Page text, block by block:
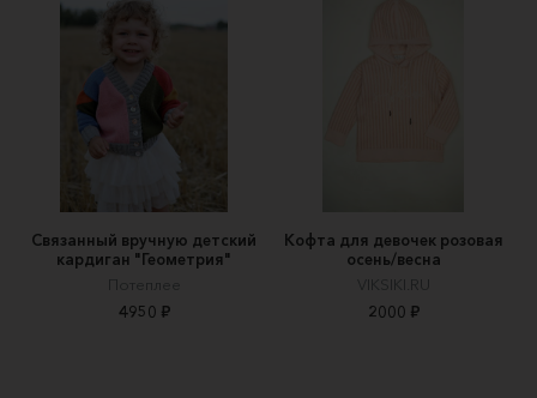
Связанный вручную детский
кардиган "Геометрия"
Потеплее
4950 ₽
Кофта для девочек розовая
осень/весна
VIKSIKI.RU
2000 ₽